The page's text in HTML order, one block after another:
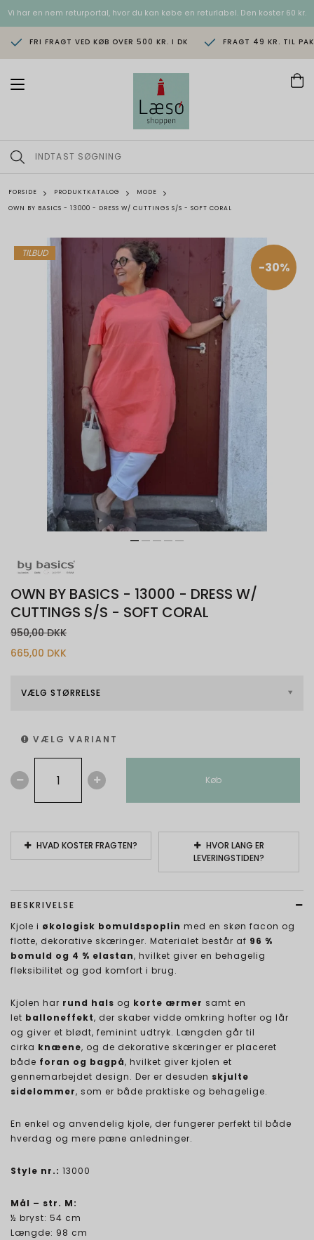
Vi har en nem returportal, hvor du kan købe en returlabel. Den koster 60 kr.
FRI FRAGT VED KØB OVER 500 KR. I DK FRAGT 49 KR. TIL
T
n
a
i
g
i
o
FORSIDE PRODUKTKATALOG
MODE
OWN BY BASICS - 13000 - DRESS W/ CUTTINGS S/S - SOFT CORAL
TILBUD
-30%
OWN BY BASICS - 13000 - DRESS W/
CUTTINGS S/S - SOFT CORAL
950,00 DKK
665,00 DKK
VÆLG STØRRELSE
VÆLG VARIANT
Køb
HVAD KOSTER FRAGTEN?
HVOR LANG ER
LEVERINGSTIDEN?
BESKRIVELSE
Kjole i økologisk bomuldspoplin med en skøn facon og
flotte, dekorative skæringer. Materialet består af 96 %
bomuld og 4 % elastan, hvilket giver en behagelig
fleksibilitet og god komfort i brug.
Kjolen har rund hals og korte ærmer samt en
let balloneffekt, der skaber vidde omkring hofter og lår
og giver et blødt, feminint udtryk. Længden går til
cirka knæene, og de dekorative skæringer er placeret
både foran og bagpå, hvilket giver kjolen et
gennemarbejdet design. Der er desuden skjulte
sidelommer, som er både praktiske og behagelige.
En enkel og anvendelig kjole, der fungerer perfekt til både
hverdag og mere pæne anledninger.
Style nr.: 13000
Mål – str. M:
½ bryst: 54 cm
Længde: 98 cm